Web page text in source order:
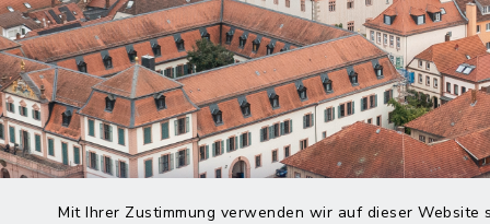
Mit Ihrer Zustimmung verwenden wir auf dieser